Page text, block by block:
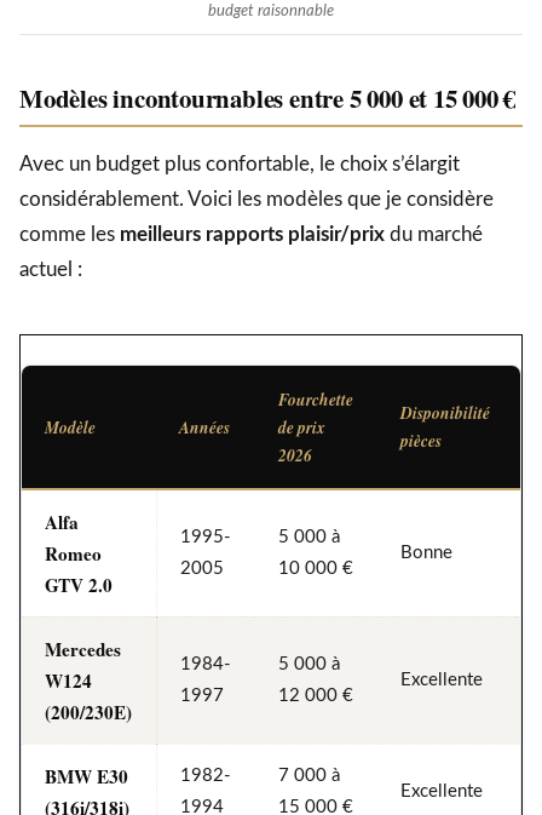
budget raisonnable
Modèles incontournables entre 5 000 et 15 000 €
Avec un budget plus confortable, le choix s’élargit
considérablement. Voici les modèles que je considère
comme les meilleurs rapports plaisir/prix du marché
actuel :
Modèle Années
Fourchette
de prix
2026
Disponibilité
pièces
Alfa
Romeo
GTV 2.0
1995-
2005
5 000 à
10 000 €
Bonne
Mercedes
W124
(200/230E)
1984-
1997
5 000 à
12 000 €
Excellente
BMW E30
(316i/318i)
1982-
1994
7 000 à
15 000 €
Excellente